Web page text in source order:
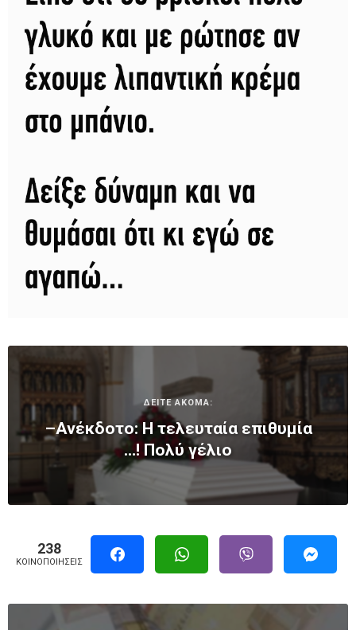
ΔΕΙΤΕ ΑΚΟΜΑ:
–Ανέκδοτο: Η τελευταία επιθυμία
…! Πολύ γέλιο
238
ΚΟΙΝΟΠΟΙΉΣΕΙΣ